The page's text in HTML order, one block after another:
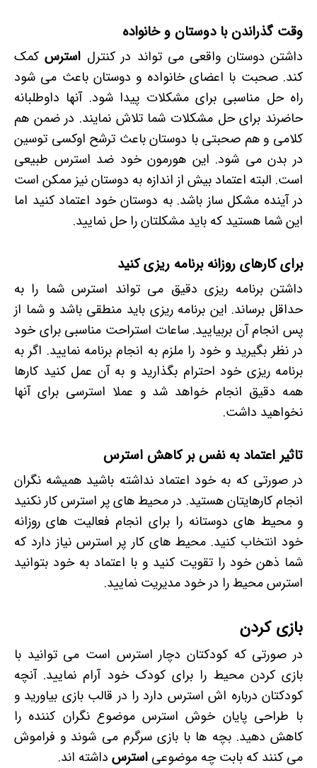
وقت گذراندن با دوستان و خانواده
داشتن دوستان واقعی می تواند در کنترل استرسکمک
کند. صحبت با اعضای خانواده و دوستان باعث می شود
راه حل مناسبی برای مشکلات پیدا شود. آنها داوطلبانه
حاضرند برای حل مشکلات شما تلاش نمایند. در ضمن هم
کلامی و هم صحبتی با دوستان باعث ترشح اوکسی توسین
در بدن می شود. این هورمون خود ضد استرس طبیعی
است. البته اعتماد بیش از اندازه به دوستان نیز ممکن است
در آینده مشکل ساز باشد. به دوستان خود اعتماد کنید اما
این شما هستید که باید مشکلتان را حل نمایید.
برای کارهای روزانه برنامه ریزی کنید
داشتن برنامه ریزی دقیق می تواند استرس شما را به
حداقل برساند. این برنامه ریزی باید منطقی باشد و شما از
پس انجام آن بربیایید. ساعات استراحت مناسبی برای خود
در نظر بگیرید و خود را ملزم به انجام برنامه نمایید. اگر به
برنامه ریزی خود احترام بگذارید و به آن عمل کنید کارها
همه دقیق انجام خواهد شد و عملا استرسی برای آنها
نخواهید داشت.
تاثیر اعتماد به نفس بر کاهش استرس
در صورتی که به خود اعتماد نداشته باشید همیشه نگران
انجام کارهایتان هستید. در محیط های پر استرس کار نکنید
و محیط های دوستانه را برای انجام فعالیت های روزانه
خود انتخاب کنید. محیط های کار پر استرس نیاز دارد که
شما ذهن خود را تقویت کنید و با اعتماد به خود بتوانید
استرس محیط را در خود مدیریت نمایید.
بازی کردن
در صورتی که کودکتان دچار استرس است می توانید با
بازی کردن محیط را برای کودک خود آرام نمایید. آنچه
کودکتان درباره اش استرس دارد را در قالب بازی بیاورید و
با طراحی پایان خوش استرس موضوع نگران کننده را
کاهش دهید. بچه ها با بازی سرگرم می شوند و فراموش
می کنند که بابت چه موضوعی استرس داشته اند.